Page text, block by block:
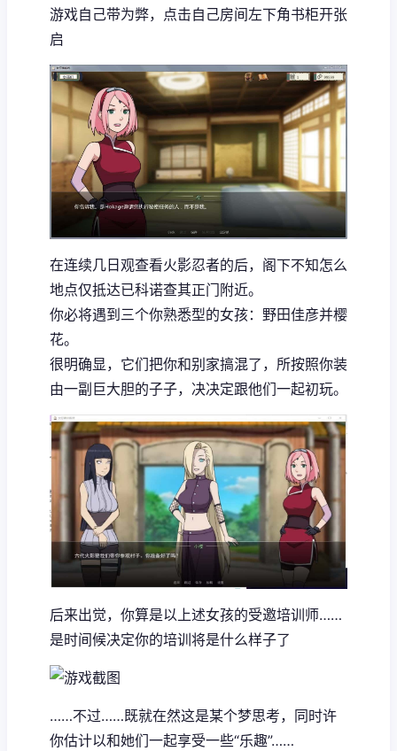
游戏自己带为弊，点击自己房间左下角书柜开张
启
在连续几日观查看火影忍者的后，阁下不知怎么
地点仅抵达已科诺查其正门附近。
你必将遇到三个你熟悉型的女孩：野田佳彦并樱
花。
很明确显，它们把你和别家搞混了，所按照你装
由一副巨大胆的子子，决决定跟他们一起初玩。
后来出觉，你算是以上述女孩的受邀培训师……
是时间候决定你的培训将是什么样子了
……不过……既就在然这是某个梦思考，同时许
你估计以和她们一起享受一些“乐趣”……